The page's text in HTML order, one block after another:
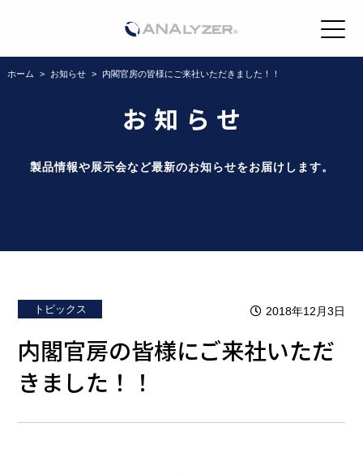
ホーム > お知らせ > 内閣官房の皆様にご来社いただきました！！
お知らせ
製品情報や展示会など最新のお知らせをお届けします。
トピックス 2018年12月3日
内閣官房の皆様にご来社いただ
きました！！